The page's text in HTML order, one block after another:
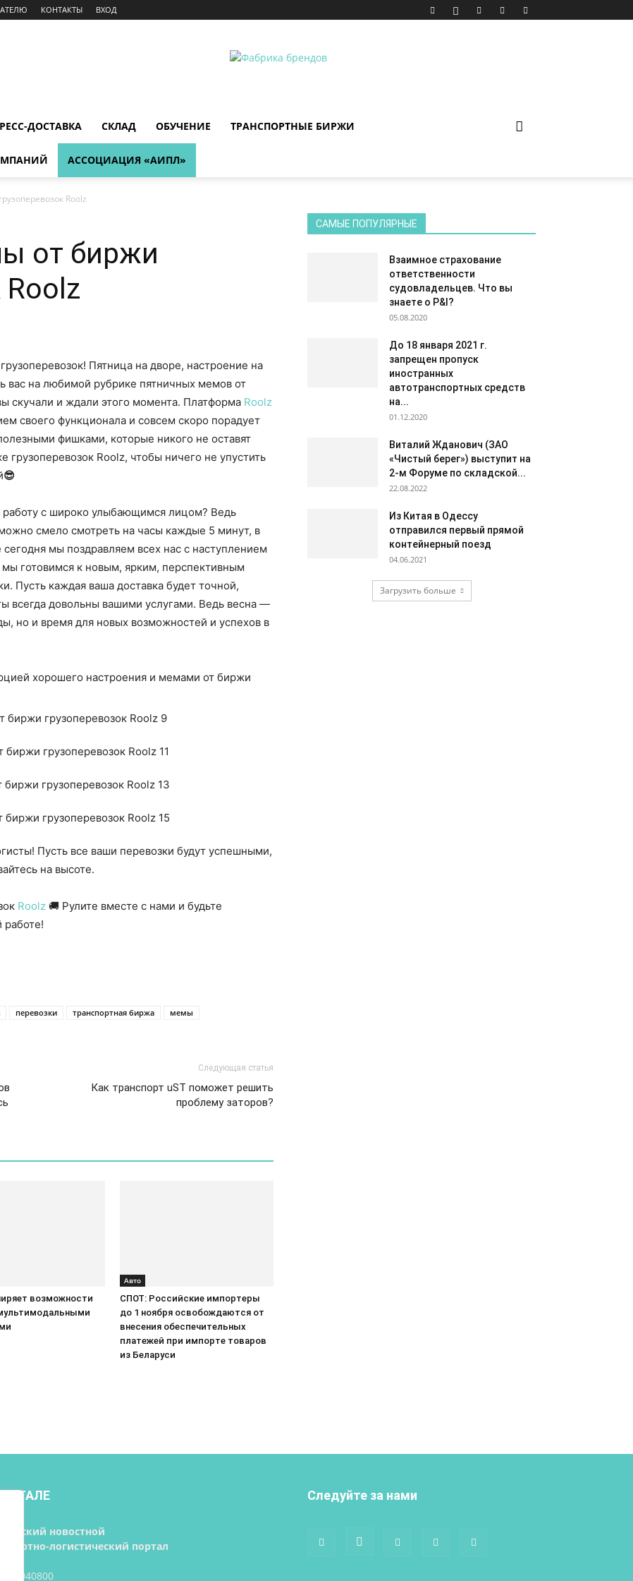
КОНТАКТЫ ВХОД
ДОСТАВКА СКЛАД ОБУЧЕНИЕ ТРАНСПОРТНЫЕ БИРЖИ
АССОЦИАЦИЯ «АИПЛ»
Roolz
от биржи
Roolz
Пятница на дворе, настроение на
вас на любимой рубрике пятничных мемов от
скучали и ждали этого момента. Платформа Roolz
своего функционала и совсем скоро порадует
фишками, которые никого не оставят
Roolz, чтобы ничего не упустить
😎
работу с широко улыбающимся лицом? Ведь
смело смотреть на часы каждые 5 минут, в
мы поздравляем всех нас с наступлением
готовимся к новым, ярким, перспективным
Пусть каждая ваша доставка будет точной,
всегда довольны вашими услугами. Ведь весна —
но и время для новых возможностей и успехов в
хорошего настроения и мемами от биржи
Пусть все ваши перевозки будут успешными,
на высоте.
Roolz 🚚 Рулите вместе с нами и будьте
перевозки транспортная биржа
мемы
Следующая статья
Как транспорт uST поможет решить
проблему заторов?
возможности
Авто
СПОТ: Российские импортеры
до 1 ноября освобождаются от
внесения обеспечительных
платежей при импорте товаров
из Беларуси
САМЫЕ ПОПУЛЯРНЫЕ
Взаимное страхование
ответственности
судовладельцев. Что вы
знаете о P&I?
05.08.2020
До 18 января 2021 г.
запрещен пропуск
иностранных
автотранспортных средств
на...
01.12.2020
Виталий Жданович (ЗАО
«Чистый берег») выступит на
2-м Форуме по складской...
22.08.2022
Из Китая в Одессу
отправился первый прямой
контейнерный поезд
04.06.2021
Загрузить больше
новостной
логистический портал
193040800
Следуйте за нами